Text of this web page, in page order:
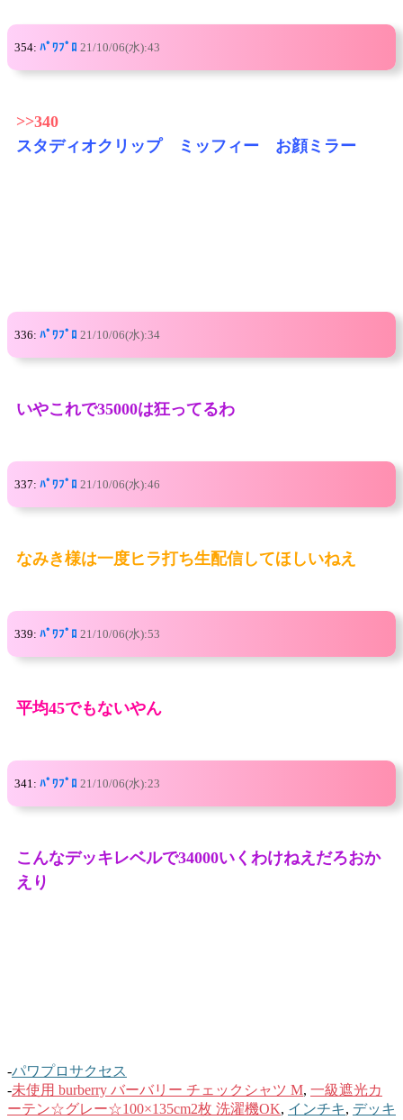
354: ﾊﾟﾜﾌﾟﾛ 21/10/06(水):43
>>340
スタディオクリップ ミッフィー お顔ミラー
336: ﾊﾟﾜﾌﾟﾛ 21/10/06(水):34
いやこれで35000は狂ってるわ
337: ﾊﾟﾜﾌﾟﾛ 21/10/06(水):46
なみき様は一度ヒラ打ち生配信してほしいねえ
339: ﾊﾟﾜﾌﾟﾛ 21/10/06(水):53
平均45でもないやん
341: ﾊﾟﾜﾌﾟﾛ 21/10/06(水):23
こんなデッキレベルで34000いくわけねえだろおか
えり
-パワプロサクセス
-未使用 burberry バーバリー チェックシャツ M, 一級遮光カ
ーテン☆グレー☆100×135cm2枚 洗濯機OK, インチキ, デッキ